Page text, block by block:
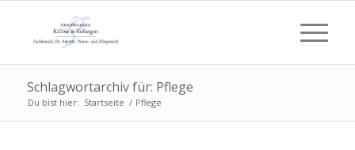
Schlagwortarchiv für: Pflege
Du bist hier: Startseite / Pflege